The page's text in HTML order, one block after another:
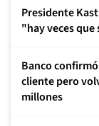
Presidente
"hay veces
Banco
cliente pero
millones